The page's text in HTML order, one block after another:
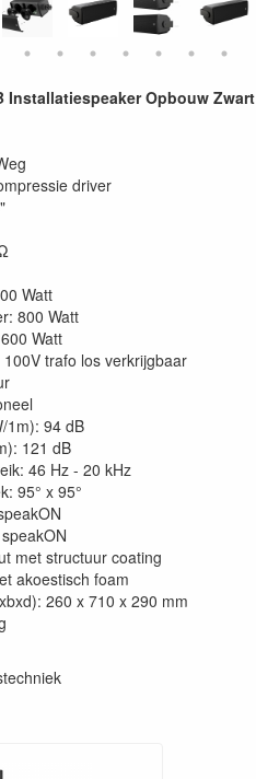
Installatiespeaker Opbouw Zwart
driver
Watt
800 Watt
Watt
100V trafo los verkrijgbaar
1m): 94 dB
121 dB
46 Hz - 20 kHz
95° x 95°
met structuur coating
akoestisch foam
260 x 710 x 290 mm